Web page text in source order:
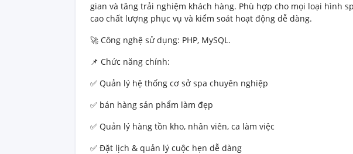
gian và tăng trải nghiệm khách hàng. Phù hợp cho mọi loại hình
cao chất lượng phục vụ và kiểm soát hoạt động dễ dàng.
🚀 Công nghệ sử dụng: PHP, MySQL.
📌 Chức năng chính:
✅ Quản lý hệ thống cơ sở spa chuyên nghiệp
✅ bán hàng sản phẩm làm đẹp
✅ Quản lý hàng tồn kho, nhân viên, ca làm việc
✅ Đặt lịch & quản lý cuộc hẹn dễ dàng